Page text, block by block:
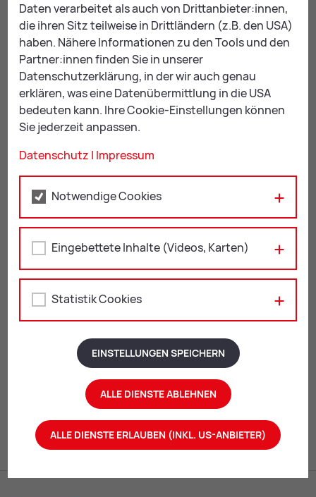
Re­fe­rat Me­di­en & Öffent­lich­keit: Leiterin des
Referats
+ 43 3842 4062-373
presse@ leoben.at
Print
Daten verarbeitet als auch von Drittanbieter:innen,
die ihren Sitz teilweise in Drittländern (z.B. den USA)
haben. Nähere Informationen zu den Tools und den
Partner:innen finden Sie in unserer
Datenschutzerklärung, in der wir auch genau
erklären, was eine Datenübermittlung in die USA
bedeuten kann. Ihre Cookie-Einstellungen können
Sie jederzeit anpassen.
Datenschutz | Impressum
Notwendige Cookies
Eingebettete Inhalte (Videos, Karten)
Statistik Cookies
EINSTELLUNGEN SPEICHERN
ALLE DIENSTE ABLEHNEN
ALLE DIENSTE ERLAUBEN (INKL. US-ANBIETER)